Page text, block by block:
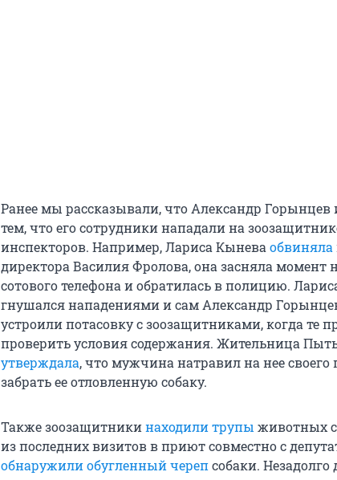
Ранее мы рассказывали, что Александр
тем, что его сотрудники нападали на
инспекторов. Например, Лариса Кынева обвиняла
директора Василия Фролова, она засняла момент
сотового телефона и обратилась в полицию.
гнушался нападениями и сам Александр
устроили потасовку с зоозащитниками, когда те
проверить условия содержания. Жительница
утверждала, что мужчина натравил на нее своего
забрать ее отловленную собаку.
Также зоозащитникинаходили трупы животных с
из последних визитов в приют совместно с
обнаружили обугленный черепсобаки.